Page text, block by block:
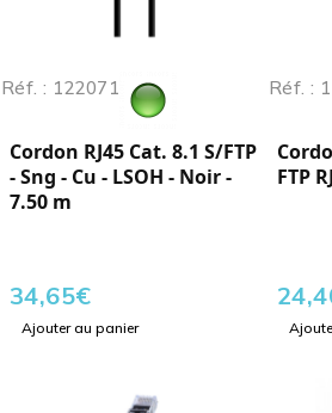
Réf. : 122071
Cordon RJ45 Cat. 8.1 S/FTP
- Sng - Cu - LSOH - Noir -
7.50 m
34,65€
Ajouter au panier
Réf. :
FTP